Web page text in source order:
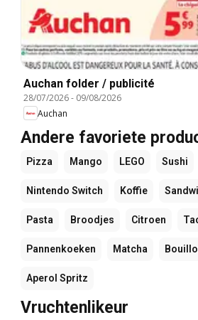
Auchan folder / publicité
28/07/2026- 09/08/2026
Auchan
Andere favoriete
Pizza Mango LEGO Sushi
Nintendo Switch Koffie
Pasta Broodjes Citroen
Pannenkoeken Matcha
Aperol Spritz
Vruchtenlikeur